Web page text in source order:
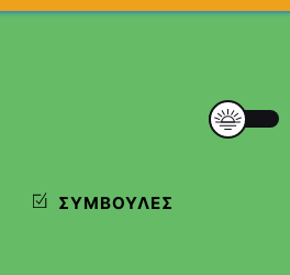
ΣΥΜΒΟΥΛΈΣ